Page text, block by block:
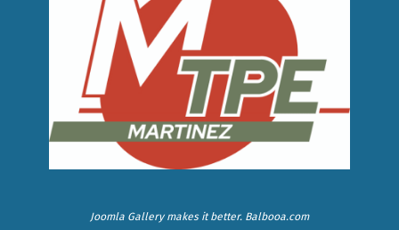
Joomla Gallerymakes it better. Balbooa.com